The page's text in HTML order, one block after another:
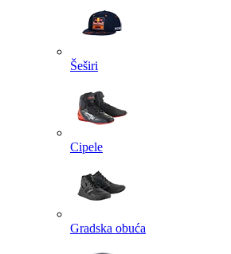
Šeširi
Cipele
Gradska obuća